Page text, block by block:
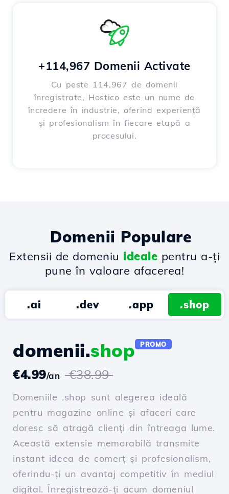
+114,967 Domenii Activate
Cu peste 114,967 de domenii
înregistrate, Hostico este un nume de
încredere în industrie, oferind experiență
și profesionalism în fiecare etapă a
procesului.
Domenii Populare
Extensii de domeniu ideale pentru a-ți
pune în valoare afacerea!
.ai .dev .app .shop
domenii.shop PROMO
€4.99/an €38.99
Domeniile .shop sunt alegerea ideală
pentru magazine online și afaceri care
doresc să atragă clienți din întreaga lume.
Această extensie memorabilă transmite
instant ideea de comerț și profesionalism,
oferindu-ți un avantaj competitiv în mediul
digital. Înregistrează-ți acum domeniul